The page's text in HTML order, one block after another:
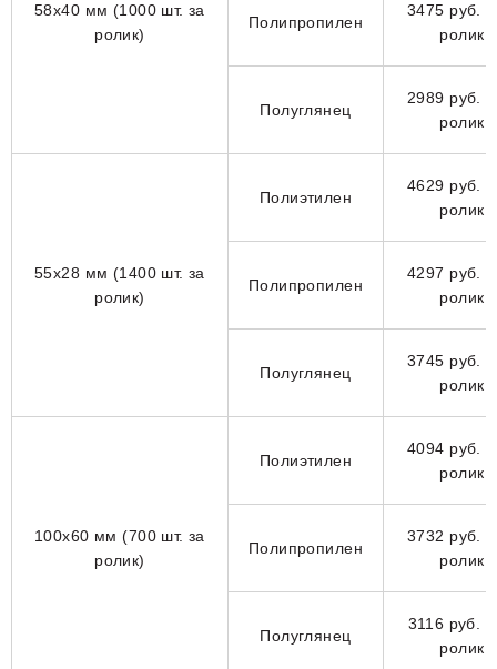
58х40 мм (1000 шт. за
ролик)
Полипропилен
3475 руб.
ролик
Полуглянец
2989 руб.
ролик
55х28 мм (1400 шт. за
ролик)
Полиэтилен
4629 руб.
ролик
Полипропилен
4297 руб.
ролик
Полуглянец
3745 руб.
ролик
100х60 мм (700 шт. за
ролик)
Полиэтилен
4094 руб.
ролик
Полипропилен
3732 руб.
ролик
Полуглянец
3116 руб.
ролик